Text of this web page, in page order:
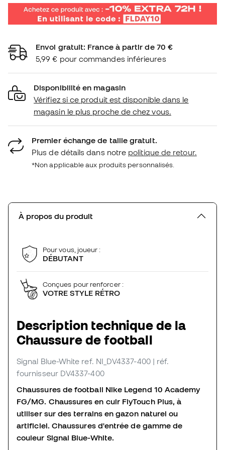
Envoi gratuit: France à partir de 70 €
5,99 € pour commandes inférieures
Disponibilité en magasin
Vérifiez si ce produit est disponible dans le
magasin le plus proche de chez vous.
Premier échange de taille gratuit.
Plus de détails dans notre politique de retour.
*Non applicable aux produits personnalisés.
À propos du produit
Pour vous, joueur :
DÉBUTANT
Conçues pour renforcer :
VOTRE STYLE RÉTRO
Description technique de la
Chaussure de football
Signal Blue-White ref. NI_DV4337-400 | réf.
fournisseur DV4337-400
Chaussures de football Nike Legend 10 Academy
FG/MG. Chaussures en cuir FlyTouch Plus, à
utiliser sur des terrains en gazon naturel ou
artificiel. Chaussures d'entrée de gamme de
couleur Signal Blue-White.